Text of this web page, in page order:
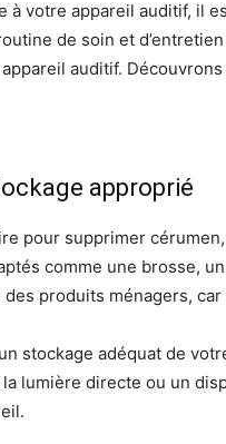
à votre appareil auditif, il
de soin et
auditif.
approprié
pour supprimer
comme une brosse,
des produits ménagers,
stockage adéquat de
la lumière directe ou un